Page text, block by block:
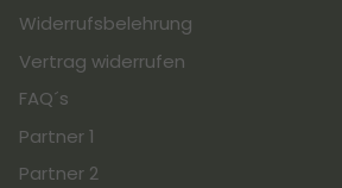
Widerrufsbelehrung
Vertrag widerrufen
FAQ´s
Partner 1
Partner 2